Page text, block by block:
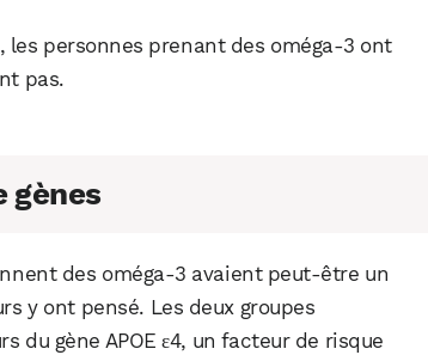
personnes prenant des oméga-3 ont
pas.
gènes
des oméga-3 avaient peut-être un
y ont pensé. Les deux groupes
du gène APOE ε4, un facteur de risque